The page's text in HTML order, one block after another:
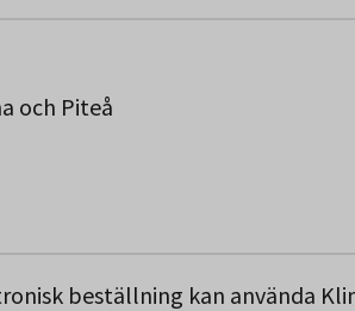
och Piteå
beställning kan använda